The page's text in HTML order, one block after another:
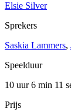
Elsie Silver
Sprekers
Saskia Lammers,
Speelduur
10 uur 6 min 11
Prijs